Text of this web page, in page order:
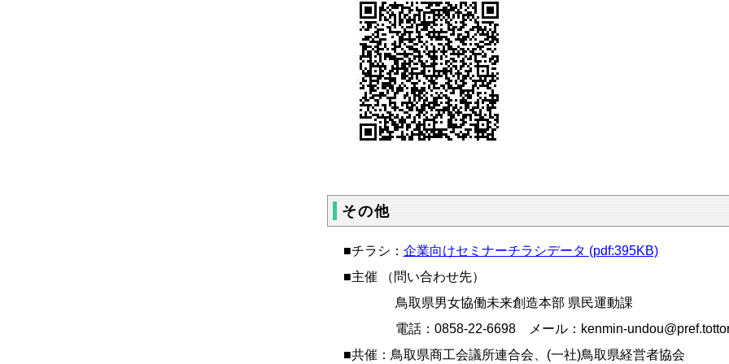
その他
■チラシ： 企業向けセミナーチラシデータ (pdf:395KB)
■主催 （問い合わせ先）
鳥取県男女協働未来創造本部 県民運動課
電話：0858-22-6698 メール： kenmin-
■共催：鳥取県商工会議所連合会、(一社)鳥取県経営者協会